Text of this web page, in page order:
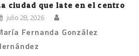
ciudad que late en el centro
julio 28, 2026
Fernanda González